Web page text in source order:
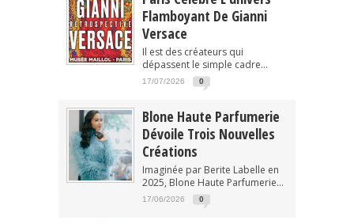
Flamboyant De Gianni
Versace
Il est des créateurs qui
dépassent le simple cadre...
17/07/2026 0
Blone Haute Parfumerie
Dévoile Trois Nouvelles
Créations
Imaginée par Berite Labelle en
2025, Blone Haute Parfumerie...
17/06/2026 0